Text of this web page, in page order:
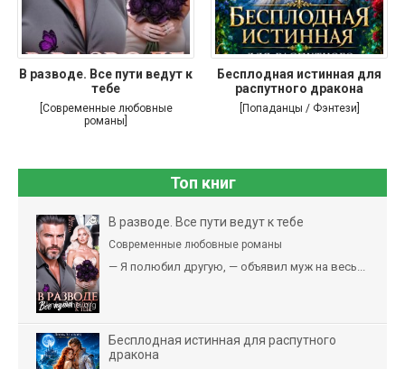
В разводе. Все пути ведут к
тебе
[Современные любовные
романы]
Бесплодная истинная для
распутного дракона
[Попаданцы / Фэнтези]
Топ книг
В разводе. Все пути ведут к тебе
Современные любовные романы
— Я полюбил другую, — объявил муж на весь...
Бесплодная истинная для распутного
дракона